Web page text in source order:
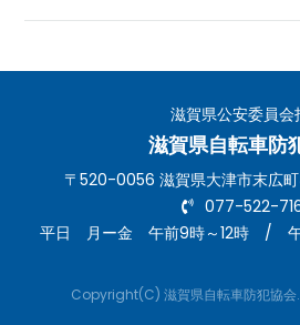
滋賀県公安委員会
滋賀県自転車防
〒520-0056 滋賀県大津市末広
077-522-
平日 月ー金 午前9時～12時 / 午
Copyright(C) 滋賀県自転車防犯協